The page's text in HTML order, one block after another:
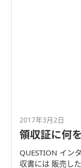
2017年3月2日
領収証に何
QUESTION イン
収書には 販売し